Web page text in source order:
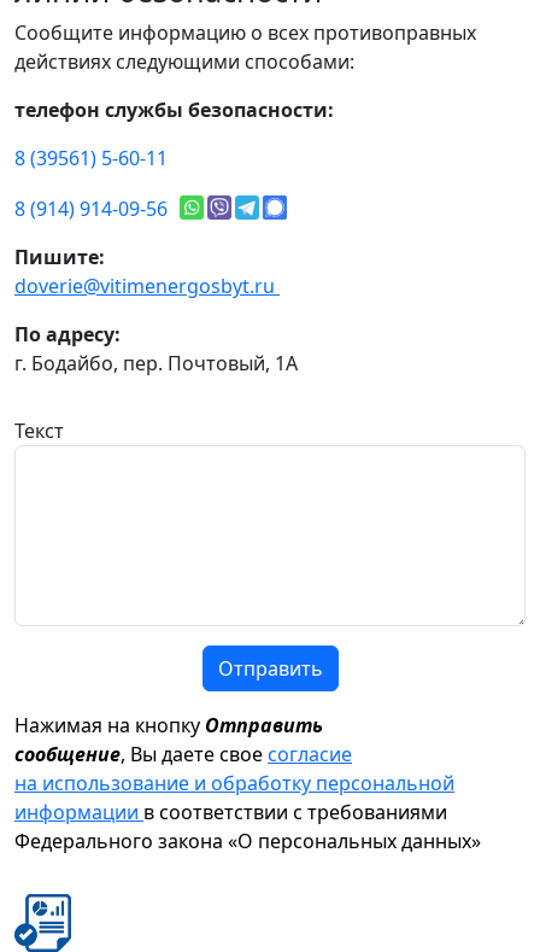
Сообщите информацию о всех противоправных
действиях следующими способами:
телефон службы безопасности:
8 (39561) 5-60-11
8 (914) 914-09-56
Пишите:
doverie@vitimenergosbyt.ru
По адресу:
г. Бодайбо, пер. Почтовый, 1А
Текст
Отправить
Нажимая на кнопку Отправить
сообщение, Вы даете своесогласие
на использование и обработку персональной
информации в соответствии с требованиями
Федерального закона «О персональных данных»